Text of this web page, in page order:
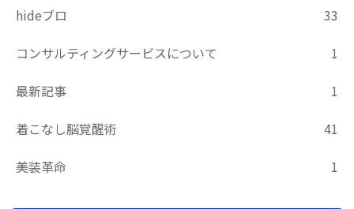
hideブロ
33
コンサルティングサービスについて
1
最新記事
1
着こなし脳覚醒術
41
美装革命
1